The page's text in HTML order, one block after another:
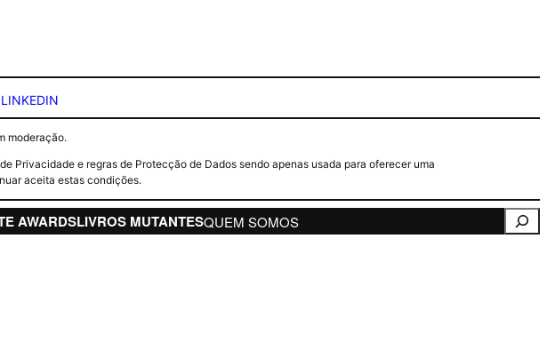
LINKEDIN
moderação.
Privacidade e regras de Protecção de Dados sendo apenas usada para oferecer uma
aceita estas condições.
AWARDSLIVROS MUTANTESQUEM SOMOS